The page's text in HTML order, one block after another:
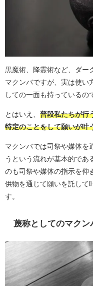
黒魔術、降霊術など、ダー
マクンバですが、実は使い
しての一面も持っているの
とはいえ、 普段私たちが行
特定のことをして願いが叶
マクンバでは司祭や媒体を
うという流れが基本的であ
のも司祭や媒体の指示を仰
供物を通じて願いを託し
す。
蔑称としてのマクン